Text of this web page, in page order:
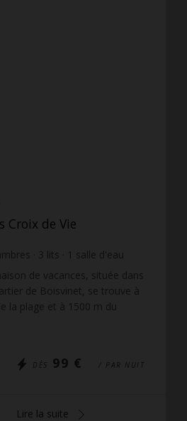
Croix de Vie
3 lits 1 salle d'eau
de vacances, située dans
de Boisvinet, se trouve à
la plage et à 1500 m du
DÈS 99 € / PAR NUIT
Lire la suite